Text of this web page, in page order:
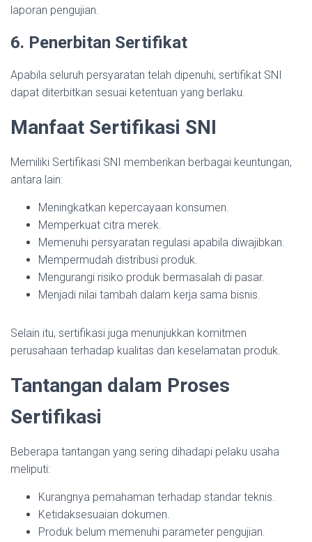
laporan pengujian.
6. Penerbitan Sertifikat
Apabila seluruh persyaratan telah dipenuhi, sertifikat SNI
dapat diterbitkan sesuai ketentuan yang berlaku.
Manfaat Sertifikasi SNI
Memiliki Sertifikasi SNI memberikan berbagai keuntungan,
antara lain:
Meningkatkan kepercayaan konsumen.
Memperkuat citra merek.
Memenuhi persyaratan regulasi apabila diwajibkan.
Mempermudah distribusi produk.
Mengurangi risiko produk bermasalah di pasar.
Menjadi nilai tambah dalam kerja sama bisnis.
Selain itu, sertifikasi juga menunjukkan komitmen
perusahaan terhadap kualitas dan keselamatan produk.
Tantangan dalam Proses
Sertifikasi
Beberapa tantangan yang sering dihadapi pelaku usaha
meliputi:
Kurangnya pemahaman terhadap standar teknis.
Ketidaksesuaian dokumen.
Produk belum memenuhi parameter pengujian.